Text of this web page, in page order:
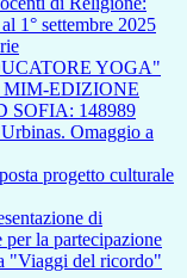
1° settembre 2025
YOGA"
MIM-EDIZIONE
SOFIA: 148989
Omaggio a
progetto culturale
di
per la partecipazione
"Viaggi del ricordo"